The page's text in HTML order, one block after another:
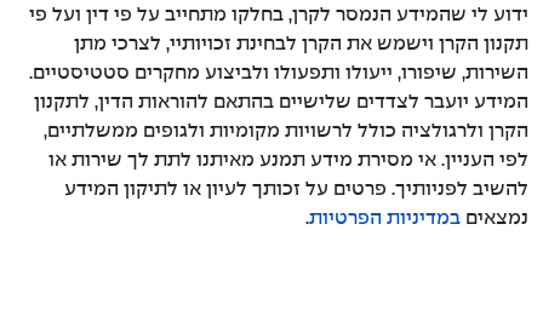
ידוע לי שהמידע הנמסר לקרן, בחלקו מתחייב על פי דין ועל פי
תקנון הקרן וישמש את הקרן לבחינת זכויותיי, לצרכי מתן
השירות, שיפורו, ייעולו ותפעולו ולביצוע מחקרים סטטיסטיים.
המידע יועבר לצדדים שלישיים בהתאם להוראות הדין, לתקנון
הקרן ולרגולציה כולל לרשויות מקומיות ולגופים ממשלתיים,
לפי העניין. אי מסירת מידע תמנע מאיתנו לתת לך שירות או
להשיב לפניותיך. פרטים על זכותך לעיון או לתיקון המידע
נמצאים במדיניות הפרטיות.